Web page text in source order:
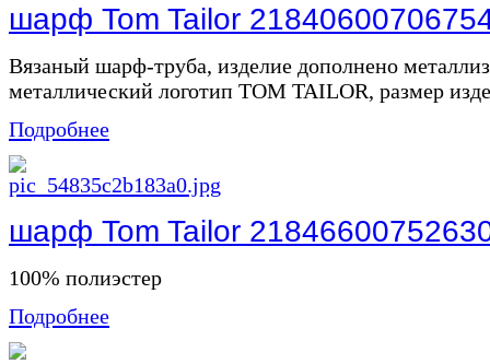
шарф Tom Tailor
Вязаный шарф-труба, изделие дополнено
металлический логотип TOM TAILOR, размер
Подробнее
шарф Tom Tailor
100% полиэстер
Подробнее